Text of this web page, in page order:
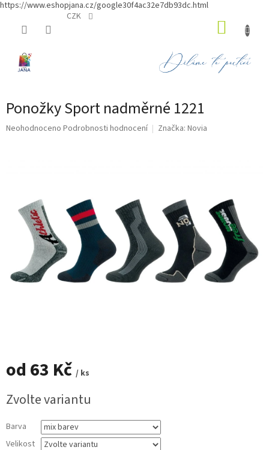
https://www.eshopjana.cz/google30f4ac32e7db93dc.html
CZK
Ponožky Sport nadměrné 1221
Průměrné
hvězdiček.
Neohodnoceno Podrobnosti hodnocení Značka: Novia
od 63 Kč / ks
cena:
Zvolte variantu
Barva
Velikost